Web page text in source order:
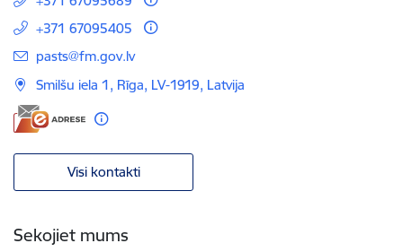
+371 67095405
E-pasts:
pasts@fm.gov.lv
Smilšu iela 1, Rīga, LV-1919, Latvija
Visi kontakti
Sekojiet mums